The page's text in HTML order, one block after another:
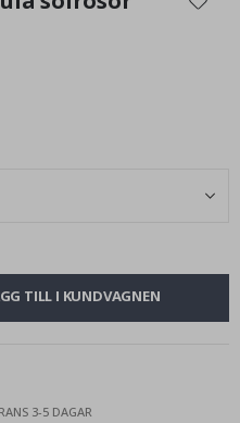
TILL I KUNDVAGNEN
3-5 DAGAR